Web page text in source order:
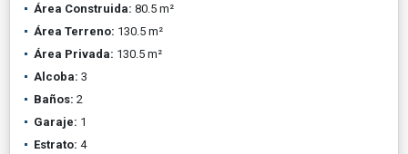
Área Construida: 80.5 m²
Área Terreno: 130.5 m²
Área Privada: 130.5 m²
Alcoba: 3
Baños: 2
Garaje: 1
Estrato: 4